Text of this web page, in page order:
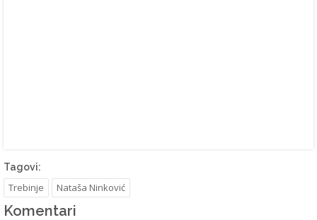
Tagovi:
Trebinje Nataša Ninković
Komentari